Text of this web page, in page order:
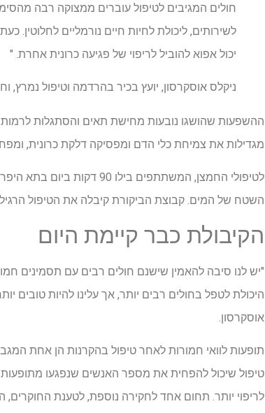
חולים המגיבים לטיפול עוברים ממצוקה רבה
לשירותים, ליכולת לחיות חיים נורמליים
יכול אפוא להוביל לריפוי של פגיעה כרונית אחרת. "
ניקלס אוסקרסון, יועץ בכיר בהרדמה וטיפול נמרץ,
ההשפעות שהושגו נובעות מחישת תאים והסתגלות
מגדילות את צמיחת כלי הדם ומפסיקה דלקת כרונית,
השטח של המים. קבוצת הביקורת קיבלה את הטיפול הרגיל,
הקיבולת כבר קיימת היום
"יש לנו סיבה להאמין שישנם חולים רבים עם תסמינים
היכולת לטפל בחולים רבים יותר, אך עלינו להיות טובים
אוסקרסון.
תופעות לוואי חמורות לאחר טיפול בהקרנות הן אחת
טיפול שיכול להפחית את מספר האנשים שנפגעו מתופעות
לריפוי יותר. תחום אחד לחקירה נוספת, לטענת